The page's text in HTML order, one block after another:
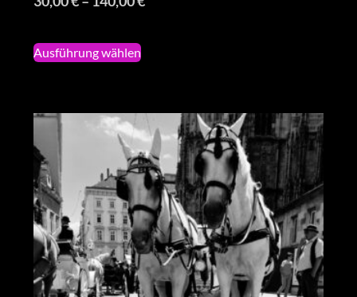
Ausführung wählen